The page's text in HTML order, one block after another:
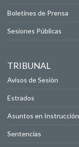
Boletines de Prensa
Sesiones Públicas
TRIBUNAL
Avisos de Sesión
Estrados
Asuntos en Instrucción
Sentencias